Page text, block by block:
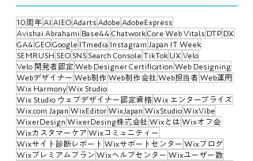
10周年 AI AIEO Adarts Adobe AdobeExpress
Avishai Abrahami Base44 Chatwork Core Web Vitals DTP DX
GA4 GEO Google ITmedia Instagram Japan IT Week
SEMRUSH SEO SNS Search Console TikTok UX Velo
Velo 開発者認定 Web Designer Certification Web Designing
Webデザイナー Web制作 Web制作会社 Web担当者 Web運用
Wix Harmony Wix Studio
Wix Studio ウェブデザイナー認定資格 Wix エンタープライズ
Wix.com Japan WixEditor WixJapan WixStudio WixVibe
WixerDesign WixerDesing株式会社 Wixとは Wixオフ会
Wixカスタマーケア Wixコミュニティー
Wixサイト診断レポート Wixサポートセンター Wixブログ
Wixプレミアムプラン Wixヘルプセンター Wixユーザー数